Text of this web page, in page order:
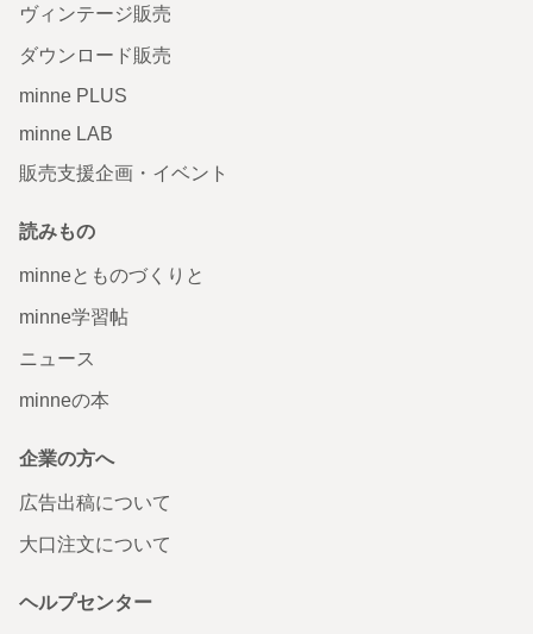
ヴィンテージ販売
ダウンロード販売
minne PLUS
minne LAB
販売支援企画・イベント
読みもの
minneとものづくりと
minne学習帖
ニュース
minneの本
企業の方へ
広告出稿について
大口注文について
ヘルプセンター